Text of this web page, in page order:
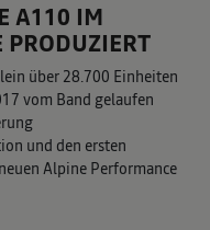
A110 IM
PRODUZIERT
über 28.700 Einheiten
vom Band gelaufen
und den ersten
Alpine Performance